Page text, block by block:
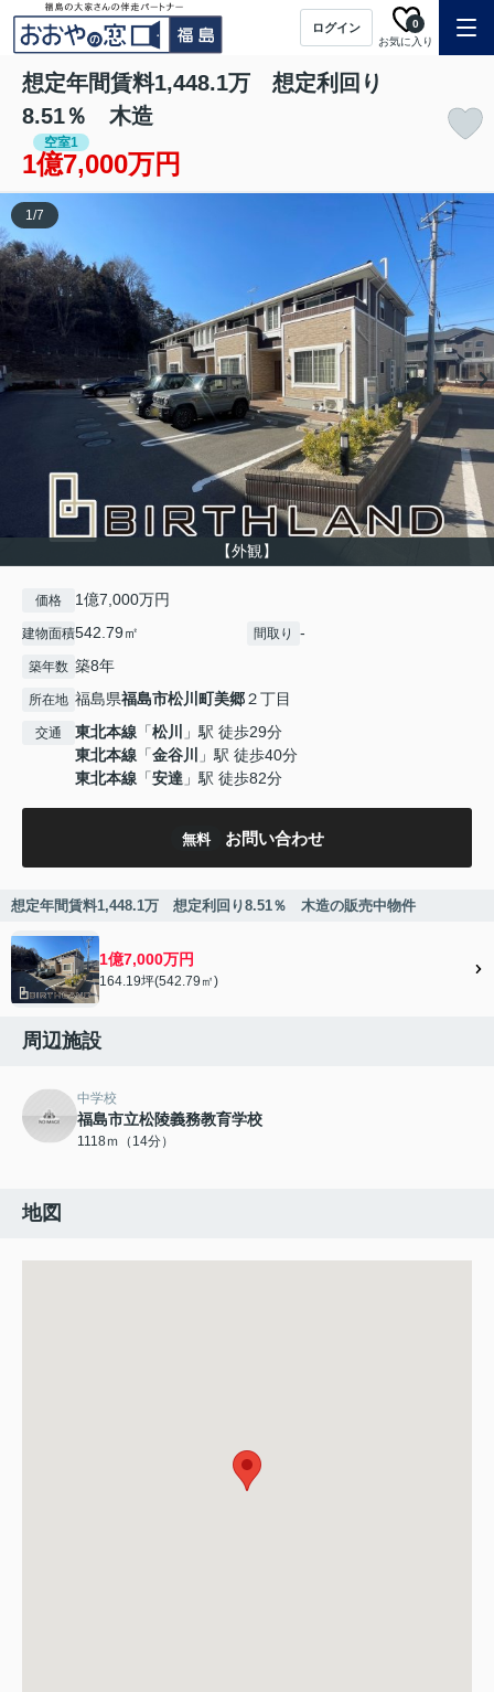
ログイン
お気に入り
0
想定年間賃料1,448.1万 想定利回り
8.51％ 木造
空室1
1億7,000万円
【外観】
1/7
価格 1億7,000万円
建物面積542.79㎡ 間取り -
築年数 築8年
所在地 福島県福島市松川町美郷２丁目
交通 東北本線 「松川
」駅 徒歩29分
東北本線 「金谷川
」駅 徒歩40分
東北本線 「安達 」駅 徒歩82分
無料 お問い合わせ
想定年間賃料1,448.1万 想定利回り8.51％ 木造の販売中物件
1億7,000万円
164.19坪(542.79㎡)
周辺施設
中学校
福島市立松陵義務教育学校
1118ｍ（14分）
地図